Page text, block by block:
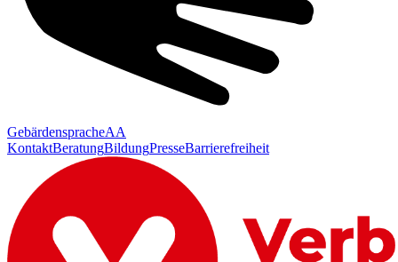
GebärdenspracheAA
KontaktBeratungBildungPresseBarrierefreiheit